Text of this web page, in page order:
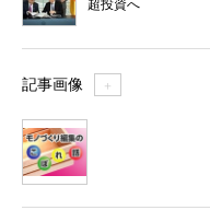
超投資へ
記事画像 ＋